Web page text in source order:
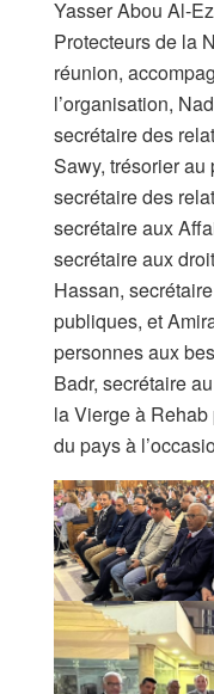
Yasser Abou Al-
Protecteurs de la
réunion,
l’organisation,
secrétaire des
Sawy, trésorier au
secrétaire des
secrétaire aux
secrétaire aux
Hassan,
publiques, et
personnes aux
Badr, secrétaire
la Vierge à
du pays à